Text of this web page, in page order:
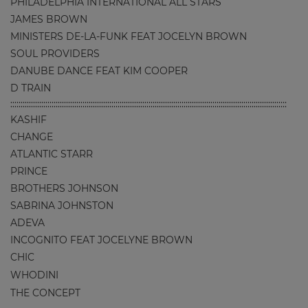
JAMES BROWN
MINISTERS DE-LA-FUNK FEAT JOCELYN BROWN
SOUL PROVIDERS
DANUBE DANCE FEAT KIM COOPER
D TRAIN
::::::::::::::::::::::::::::::::::::::::::::::::::::::::::::::::::::::::::::::::::::::::::::::::::::::::::::::::::::::::::::::::::::::
KASHIF
CHANGE
ATLANTIC STARR
PRINCE
BROTHERS JOHNSON
SABRINA JOHNSTON
ADEVA
INCOGNITO FEAT JOCELYNE BROWN
CHIC
WHODINI
THE CONCEPT